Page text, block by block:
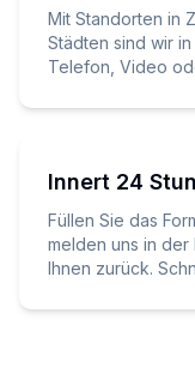
Mit Standorten in
Städten sind wir
Telefon, Video
Innert 24
Füllen Sie das
melden uns in
Ihnen zurück.